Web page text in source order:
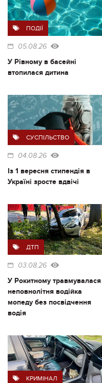
ПОДІЇ
05.08.26
У Рівному в басейні
втопилася дитина
СУСПІЛЬСТВО
04.08.26
Із 1 вересня стипендія в
Україні зросте вдвічі
ДТП
03.08.26
У Рокитному травмувалася
неповнолітня водійка
мопеду без посвідчення
водія
КРИМІНАЛ